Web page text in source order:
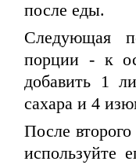
после еды.
Следующая
порции - к
добавить 1
сахара и 4
После
используйте